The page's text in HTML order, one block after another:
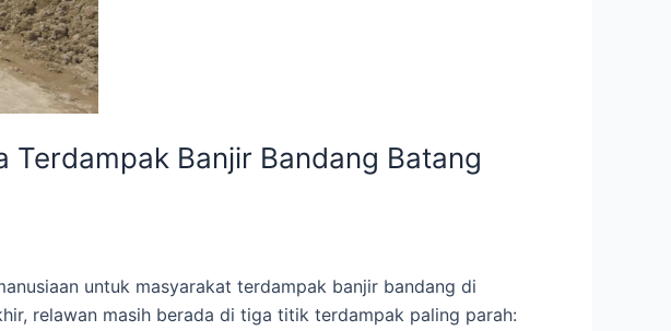
Terdampak Banjir Bandang Batang
untuk masyarakat terdampak banjir bandang di
relawan masih berada di tiga titik terdampak paling parah: